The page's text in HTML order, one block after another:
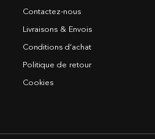
Contactez-nous
Livraisons & Envois
Conditions d’achat
Politique de retour
Cookies